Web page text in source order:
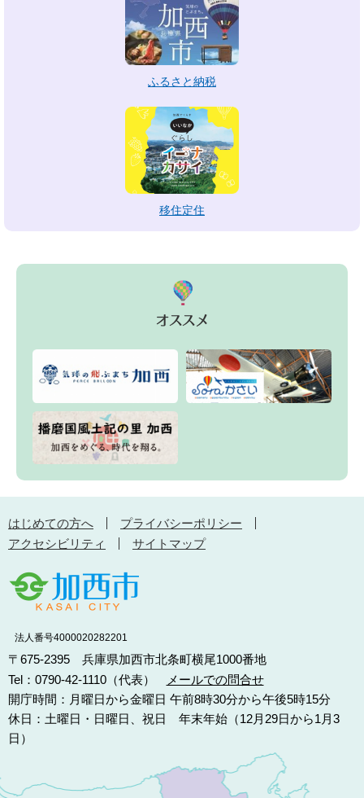
ふるさと納税
移住定住
はじめての方へ
プライバシーポリシー
アクセシビリティ
サイトマップ
法人番号4000020282201
〒675-2395 兵庫県加西市北条町横尾1000番地
Tel：0790-42-1110（代表）
メールでの問合せ
開庁時間：月曜日から金曜日 午前8時30分から午後5時15分
休日：土曜日・日曜日、祝日 年末年始（12月29日から1月3
日）